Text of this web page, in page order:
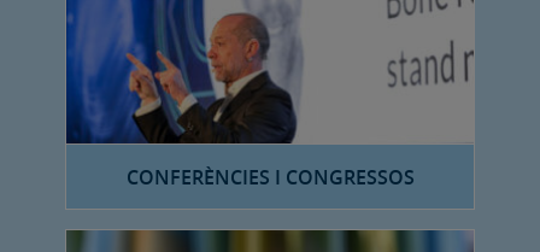
CONFERÈNCIES I CONGRESSOS